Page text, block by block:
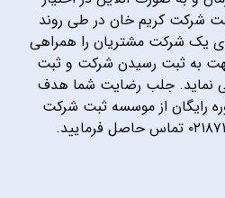
شرکت کریم خان در طی روند
یک شرکت مشتریان را همراهی
به ثبت رسیدن شرکت و ثبت
می نماید. جلب رضایت شما هدف
رایگان از موسسه ثبت شرکت